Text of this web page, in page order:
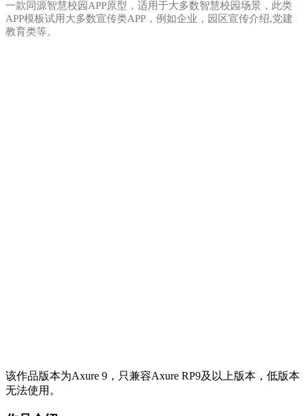
一款同源智慧校园APP原型，适用于大多数智慧校园场景，此类
APP模板试用大多数宣传类APP，例如企业，园区宣传介绍,党建
教育类等。
该作品版本为Axure 9，只兼容Axure RP9及以上版本，低版本
无法使用。